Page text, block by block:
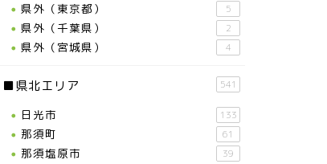
県外（東京都） 5
県外（千葉県） 2
県外（宮城県） 4
■県北エリア 541
日光市 133
那須町 61
那須塩原市 39